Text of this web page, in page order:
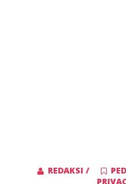
REDAKSI /